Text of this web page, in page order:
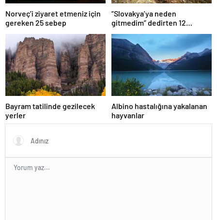
Norveç’i ziyaret etmeniz için
gereken 25 sebep
“Slovakya’ya neden
gitmedim” dedirten 12
fotoğraf
Bayram tatilinde gezilecek
yerler
Albino hastalığına yakalanan
hayvanlar